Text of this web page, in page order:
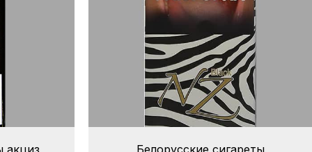
акциз Белорусские сигареты